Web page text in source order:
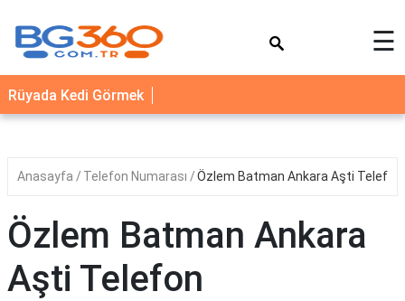
YEMEK
TARİFLERİ
SAĞLIK
İLETİŞİM
☰
Rüyada Kedi Görmek
Anasayfa Telefon Numarası Özlem Batman Ankara Aşti Telefon
Özlem Batman Ankara
Aşti Telefon